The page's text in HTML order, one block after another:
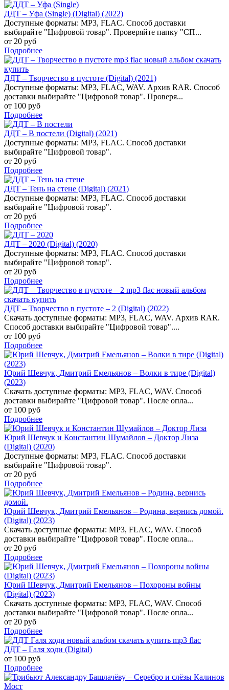
ДДТ – Уфа (Single) (Digital) (2022)
Доступные форматы: MP3, FLAC. Способ доставки
выбирайте "Цифровой товар". Проверяйте папку "СП...
от 20 руб
Подробнее
ДДТ – Творчество в пустоте (Digital) (2021)
Доступные форматы: MP3, FLAC, WAV. Архив RAR. Способ
доставки выбирайте "Цифровой товар". Проверя...
от 100 руб
Подробнее
ДДТ – В постели (Digital) (2021)
Доступные форматы: MP3, FLAC. Способ доставки
выбирайте "Цифровой товар".
от 20 руб
Подробнее
ДДТ – Тень на стене (Digital) (2021)
Доступные форматы: MP3, FLAC. Способ доставки
выбирайте "Цифровой товар".
от 20 руб
Подробнее
ДДТ – 2020 (Digital) (2020)
Доступные форматы: MP3, FLAC. Способ доставки
выбирайте "Цифровой товар".
от 20 руб
Подробнее
ДДТ – Творчество в пустоте – 2 (Digital) (2022)
Скачать доступные форматы: MP3, FLAC, WAV. Архив RAR.
Способ доставки выбирайте "Цифровой товар"....
от 100 руб
Подробнее
Юрий Шевчук, Дмитрий Емельянов – Волки в тире (Digital)
(2023)
Скачать доступные форматы: MP3, FLAC, WAV. Способ
доставки выбирайте "Цифровой товар". После опла...
от 100 руб
Подробнее
Юрий Шевчук и Константин Шумайлов – Доктор Лиза
(Digital) (2020)
Доступные форматы: MP3, FLAC. Способ доставки
выбирайте "Цифровой товар".
от 20 руб
Подробнее
Юрий Шевчук, Дмитрий Емельянов – Родина, вернись домой.
(Digital) (2023)
Скачать доступные форматы: MP3, FLAC, WAV. Способ
доставки выбирайте "Цифровой товар". После опла...
от 20 руб
Подробнее
Юрий Шевчук, Дмитрий Емельянов – Похороны войны
(Digital) (2023)
Скачать доступные форматы: MP3, FLAC, WAV. Способ
доставки выбирайте "Цифровой товар". После опла...
от 20 руб
Подробнее
ДДТ – Галя ходи (Digital)
от 100 руб
Подробнее